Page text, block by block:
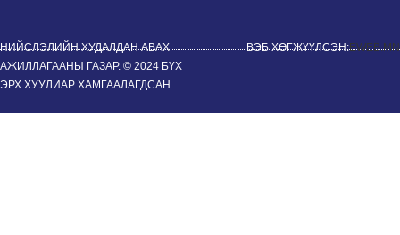
НИЙСЛЭЛИЙН ХУДАЛДАН АВАХ
АЖИЛЛАГААНЫ ГАЗАР. © 2024 БҮХ
ЭРХ ХУУЛИАР ХАМГААЛАГДСАН
ВЭБ ХӨГЖҮҮЛСЭН:EWEB.MN